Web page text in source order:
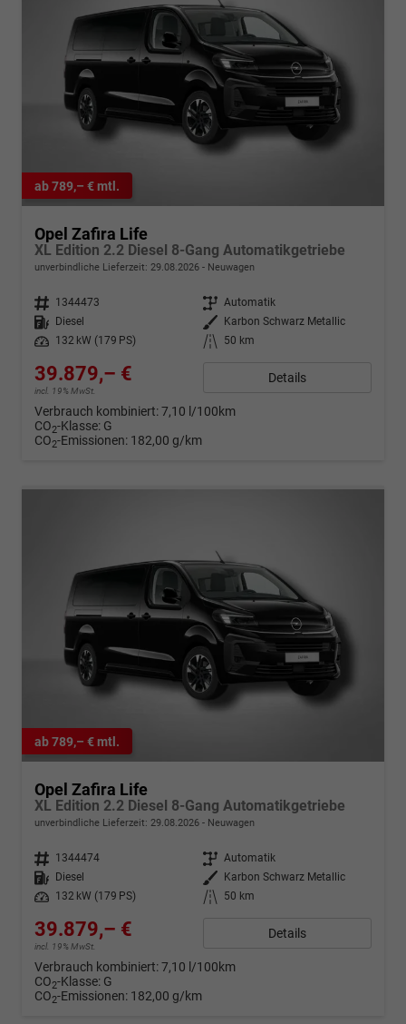
ab 789,– € mtl.
Opel Zafira Life
XL Edition 2.2 Diesel 8-Gang Automatikgetriebe
unverbindliche Lieferzeit: 29.08.2026 Neuwagen
Fahrzeugnr. 1344473 Getriebe Automatik
Kraftstoff
Diesel Außenfarbe
Karbon Schwarz Metallic
Leistung
132 kW (179 PS) Kilometerstand 50 km
39.879,– €
incl. 19% MwSt.
Details
Verbrauch kombiniert:7,10 l/100km
CO2-Klasse: G
CO2-Emissionen: 182,00 g/km
ab 789,– € mtl.
Opel Zafira Life
XL Edition 2.2 Diesel 8-Gang Automatikgetriebe
unverbindliche Lieferzeit: 29.08.2026 Neuwagen
Fahrzeugnr. 1344474 Getriebe Automatik
Kraftstoff
Diesel Außenfarbe
Karbon Schwarz Metallic
Leistung
132 kW (179 PS) Kilometerstand 50 km
39.879,– €
incl. 19% MwSt.
Details
Verbrauch kombiniert:7,10 l/100km
CO2-Klasse: G
CO2-Emissionen: 182,00 g/km